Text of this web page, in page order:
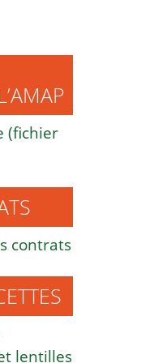
(fichier
contrats
lentilles